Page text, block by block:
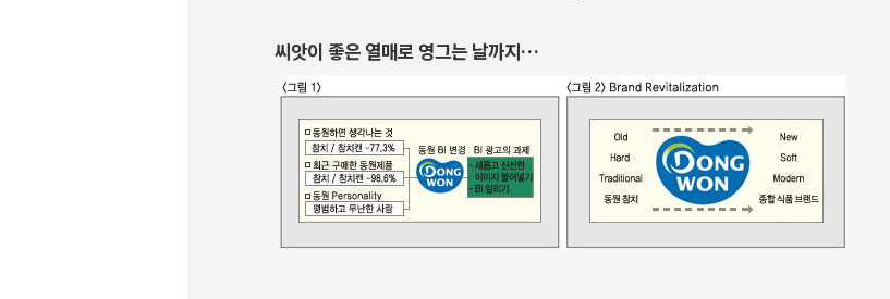
씨앗이 좋은 열매로 영그는 날까지…